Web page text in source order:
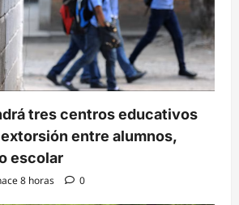
tres centros educativos
entre alumnos,
escolar
8 horas 0